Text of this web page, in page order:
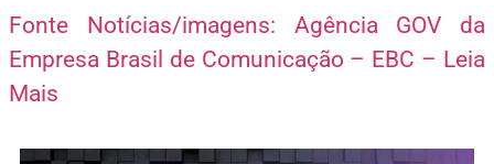
Fonte Notícias/imagens: Agência GOV da
Empresa Brasil de Comunicação – EBC – Leia
Mais